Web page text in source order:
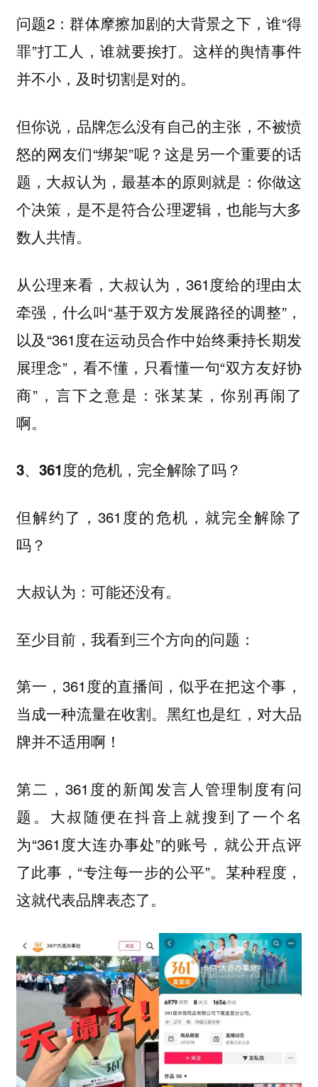
问题2：群体摩擦加剧的大背景之下，谁“得
罪”打工人，谁就要挨打。这样的舆情事件
并不小，及时切割是对的。
但你说，品牌怎么没有自己的主张，不被愤
怒的网友们“绑架”呢？这是另一个重要的话
题，大叔认为，最基本的原则就是：你做这
个决策，是不是符合公理逻辑，也能与大多
数人共情。
从公理来看，大叔认为，361度给的理由太
牵强，什么叫“基于双方发展路径的调整”，
以及“361度在运动员合作中始终秉持长期发
展理念”，看不懂，只看懂一句“双方友好协
商”，言下之意是：张某某，你别再闹了
啊。
3、361度的危机，完全解除了吗？
但解约了，361度的危机，就完全解除了
吗？
大叔认为：可能还没有。
至少目前，我看到三个方向的问题：
第一，361度的直播间，似乎在把这个事，
当成一种流量在收割。黑红也是红，对大品
牌并不适用啊！
第二，361度的新闻发言人管理制度有问
题。大叔随便在抖音上就搜到了一个名
为“361度大连办事处”的账号，就公开点评
了此事，“专注每一步的公平”。某种程度，
这就代表品牌表态了。